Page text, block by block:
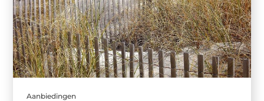
Aanbiedingen